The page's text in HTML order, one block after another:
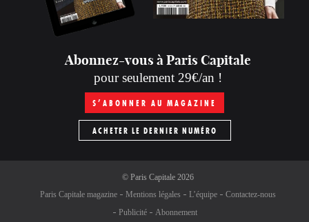
Abonnez-vous à Paris Capitale
pour seulement 29€/an !
S’ABONNER AU MAGAZINE
ACHETER LE DERNIER NUMÉRO
© Paris Capitale2026
Paris Capitale magazine
Mentions légales L’équipe
Contactez-nous
Publicité
Abonnement